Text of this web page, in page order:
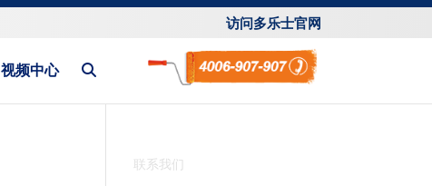
访问多乐士官网
视频中心
联系我们